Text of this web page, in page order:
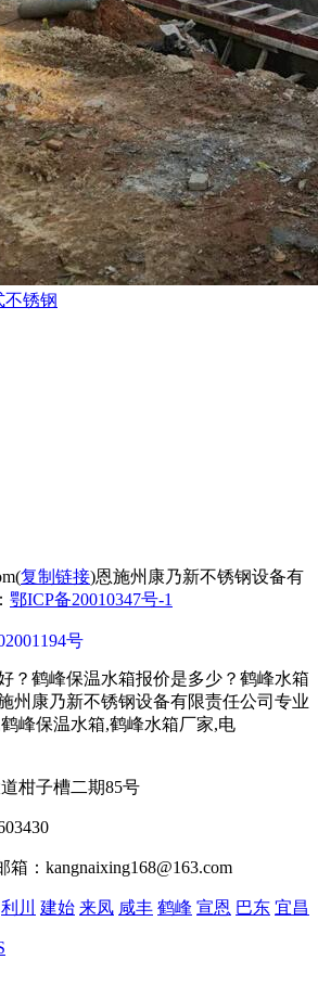
不锈钢
复制链接)恩施州康乃新不锈钢设备有
鄂ICP备20010347号-1
号
？鹤峰保温水箱报价是多少？鹤峰水箱
州康乃新不锈钢设备有限责任公司专业
峰保温水箱,鹤峰水箱厂家,电
柑子槽二期85号
箱：kangnaixing168@163.com
利川 建始 来凤 咸丰 鹤峰 宣恩 巴东 宜昌